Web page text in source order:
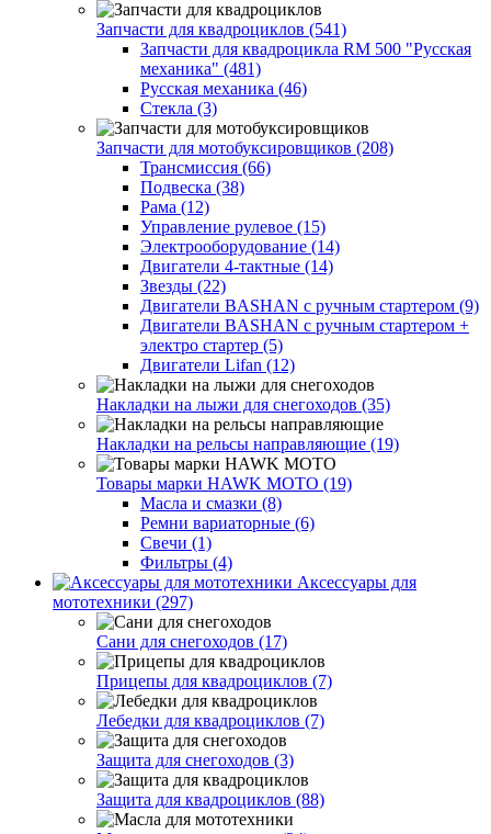
Запчасти для квадроциклов (541)
Запчасти для квадроцикла RM 500 "Русская
механика" (481)
Русская механика (46)
Стекла (3)
Запчасти для мотобуксировщиков (208)
Трансмиссия (66)
Подвеска (38)
Рама (12)
Управление рулевое (15)
Электрооборудование (14)
Двигатели 4-тактные (14)
Звезды (22)
Двигатели BASHAN с ручным стартером (9)
Двигатели BASHAN с ручным стартером +
электро стартер (5)
Двигатели Lifan (12)
Накладки на лыжи для снегоходов (35)
Накладки на рельсы направляющие (19)
Товары марки HAWK MOTO (19)
Масла и смазки (8)
Ремни вариаторные (6)
Свечи (1)
Фильтры (4)
Аксессуары для
мототехники (297)
Сани для снегоходов (17)
Прицепы для квадроциклов (7)
Лебедки для квадроциклов (7)
Защита для снегоходов (3)
Защита для квадроциклов (88)